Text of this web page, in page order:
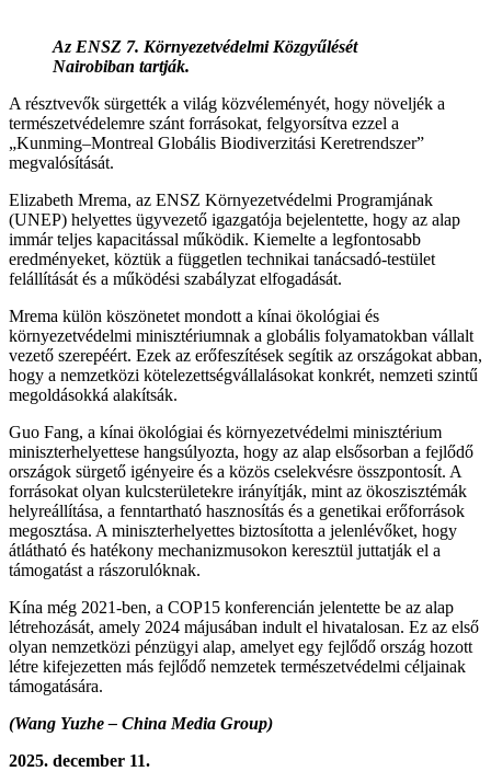
Az ENSZ 7. Környezetvédelmi Közgyűlését
Nairobiban tartják.
A résztvevők sürgették a világ közvéleményét, hogy növeljék a
természetvédelemre szánt forrásokat, felgyorsítva ezzel a
„Kunming–Montreal Globális Biodiverzitási Keretrendszer”
megvalósítását.
Elizabeth Mrema, az ENSZ Környezetvédelmi Programjának
(UNEP) helyettes ügyvezető igazgatója bejelentette, hogy az alap
immár teljes kapacitással működik. Kiemelte a legfontosabb
eredményeket, köztük a független technikai tanácsadó-testület
felállítását és a működési szabályzat elfogadását.
Mrema külön köszönetet mondott a kínai ökológiai és
környezetvédelmi minisztériumnak a globális folyamatokban vállalt
vezető szerepéért. Ezek az erőfeszítések segítik az országokat abban,
hogy a nemzetközi kötelezettségvállalásokat konkrét, nemzeti szintű
megoldásokká alakítsák.
Guo Fang, a kínai ökológiai és környezetvédelmi minisztérium
miniszterhelyettese hangsúlyozta, hogy az alap elsősorban a fejlődő
országok sürgető igényeire és a közös cselekvésre összpontosít. A
forrásokat olyan kulcsterületekre irányítják, mint az ökoszisztémák
helyreállítása, a fenntartható hasznosítás és a genetikai erőforrások
megosztása. A miniszterhelyettes biztosította a jelenlévőket, hogy
átlátható és hatékony mechanizmusokon keresztül juttatják el a
támogatást a rászorulóknak.
Kína még 2021-ben, a COP15 konferencián jelentette be az alap
létrehozását, amely 2024 májusában indult el hivatalosan. Ez az első
olyan nemzetközi pénzügyi alap, amelyet egy fejlődő ország hozott
létre kifejezetten más fejlődő nemzetek természetvédelmi céljainak
támogatására.
(Wang Yuzhe – China Media Group)
2025. december 11.